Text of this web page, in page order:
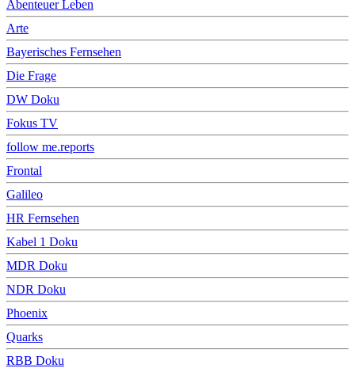
Abenteuer Leben
Arte
Bayerisches Fernsehen
Die Frage
DW Doku
Fokus TV
follow me.reports
Frontal
Galileo
HR Fernsehen
Kabel 1 Doku
MDR Doku
NDR Doku
Phoenix
Quarks
RBB Doku